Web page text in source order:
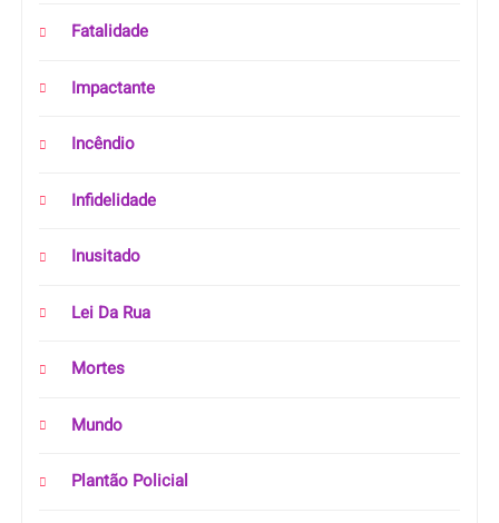
Fatalidade
Impactante
Incêndio
Infidelidade
Inusitado
Lei Da Rua
Mortes
Mundo
Plantão Policial